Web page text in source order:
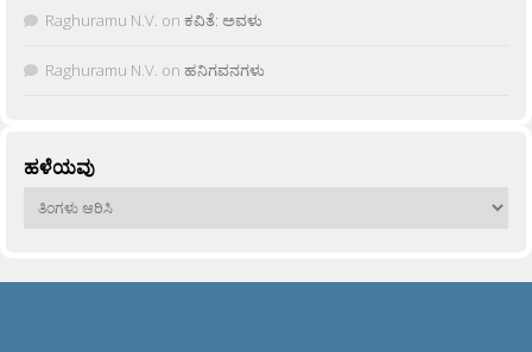
Raghuramu N.V. on ಕವಿತೆ: ಅವಳು
Raghuramu N.V. on ಹನಿಗವನಗಳು
ಹಳೆಯವು
ಹಳೆಯವು